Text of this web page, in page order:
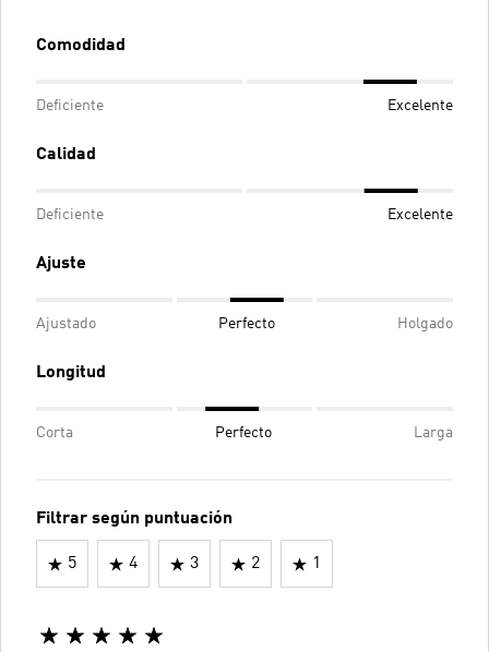
Comodidad
Deficiente Excelente
Calidad
Deficiente Excelente
Ajuste
Ajustado Perfecto Holgado
Longitud
Corta Perfecto Larga
Filtrar según puntuación
5 4 3 2 1